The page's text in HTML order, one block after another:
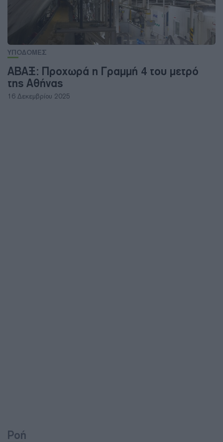
ΥΠΟΔΟΜΕΣ
ΑΒΑΞ: Προχωρά η Γραμμή 4 του μετρό
της Αθήνας
16 Δεκεμβρίου 2025
Ροή